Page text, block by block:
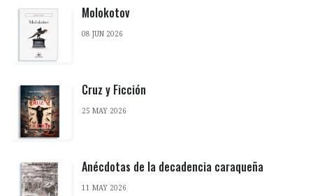
Molokotov
08 JUN 2026
Cruz y Ficción
25 MAY 2026
Anécdotas de la decadencia caraqueña
11 MAY 2026